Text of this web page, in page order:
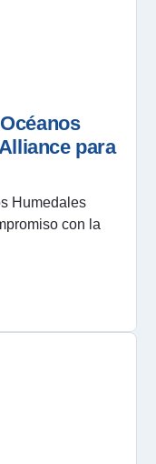
para
Humedales
con la